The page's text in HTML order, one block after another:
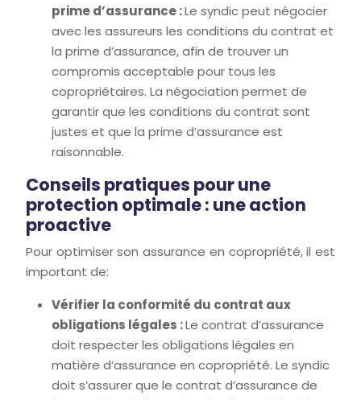
prime d’assurance :Le syndic peut négocier
avec les assureurs les conditions du contrat et
la prime d’assurance, afin de trouver un
compromis acceptable pour tous les
copropriétaires. La négociation permet de
garantir que les conditions du contrat sont
justes et que la prime d’assurance est
raisonnable.
Conseils pratiques pour une
protection optimale : une action
proactive
Pour optimiser son assurance en copropriété, il est
important de:
Vérifier la conformité du contrat aux
obligations légales :Le contrat d’assurance
doit respecter les obligations légales en
matière d’assurance en copropriété. Le syndic
doit s’assurer que le contrat d’assurance de